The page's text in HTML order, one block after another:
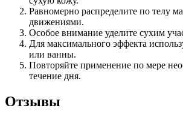
Равномерно распределите по телу
движениями.
Особое внимание уделите сухим
Для максимального эффекта
или ванны.
Повторяйте применение по мере
течение дня.
Отзывы